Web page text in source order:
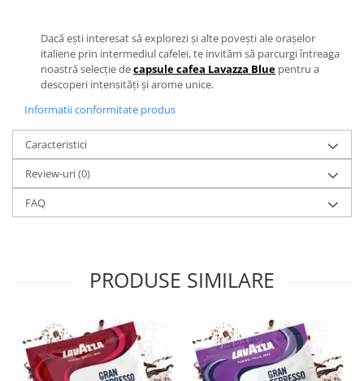
Dacă ești interesat să explorezi și alte povești ale orașelor
italiene prin intermediul cafelei, te invităm să parcurgi întreaga
noastră selecție decapsule cafea Lavazza Blue pentru a
descoperi intensități și arome unice.
Informatii conformitate produs
Caracteristici
Review-uri(0)
FAQ
PRODUSE SIMILARE